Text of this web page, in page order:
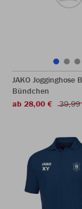
JAKO Jogginghose
Bündchen
ab 28,00 €
39,99